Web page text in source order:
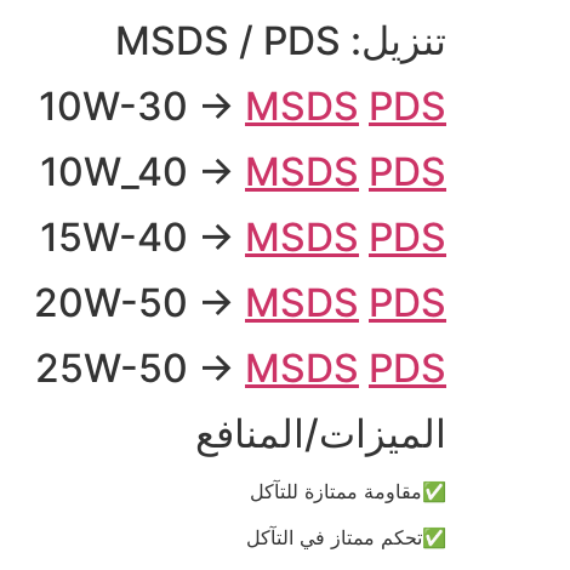
تنزيل: MSDS / PDS
10W-30 →MSDS PDS
10W_40 →MSDS PDS
15W-40 →MSDS PDS
20W-50 →MSDS PDS
25W-50 →MSDS PDS
الميزات/المنافع
✅مقاومة ممتازة للتآكل
✅تحكم ممتاز في التآكل